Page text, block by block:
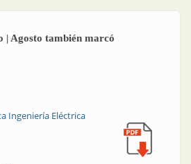
| Agosto también marcó
Ingeniería Eléctrica